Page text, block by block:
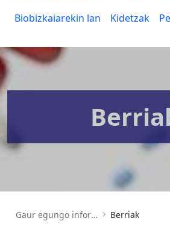
Biobizkaiarekin lan
Kidetzak
Gaur egungo informazioa Berriak